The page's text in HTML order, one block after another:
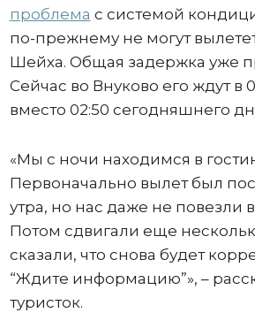
проблема с системой
по-прежнему не могут
Шейха. Общая задержка уже
Сейчас во Внуково его ждут в
вместо 02:50 сегодняшнего
«Мы с ночи находимся в
Первоначально вылет был
утра, но нас даже не повезли
Потом сдвигали еще
сказали, что снова будет
“Ждите информацию”», –
туристок.